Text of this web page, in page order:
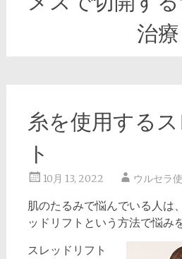
治療
糸を使用する
ト
10月 13, 2022 ウルセラ
肌のたるみで悩んでいる人は
ッドリフトという方法で悩み
スレッドリフト